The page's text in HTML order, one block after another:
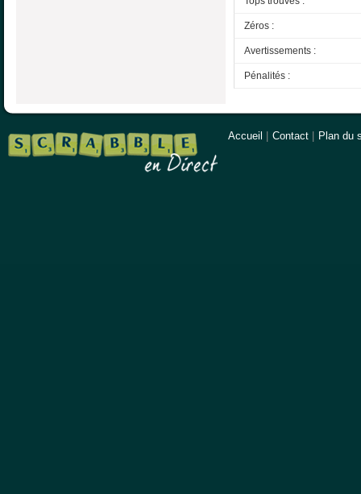
Zéros :
Avertissements :
Pénalités :
Accueil Contact Plan du